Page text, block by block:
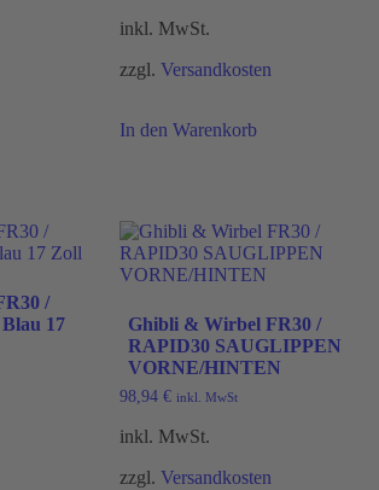
inkl. MwSt.
zzgl. Versandkosten
In den Warenkorb
/
17
Ghibli & Wirbel FR30 /
RAPID30 SAUGLIPPEN
VORNE/HINTEN
98,94 € inkl. MwSt
inkl. MwSt.
zzgl. Versandkosten